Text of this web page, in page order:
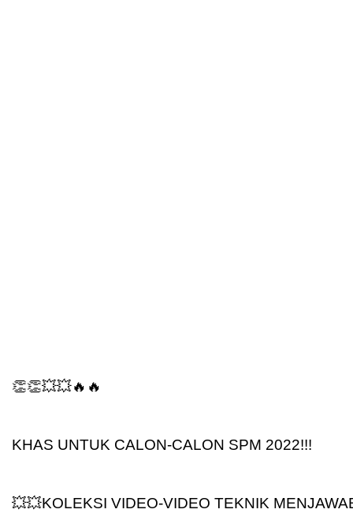
👏👏💥💥🔥🔥
KHAS UNTUK CALON-CALON SPM 2022!!!
💥💥KOLEKSI VIDEO-VIDEO TEKNIK